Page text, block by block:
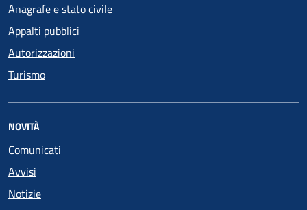
Anagrafe e stato civile
Appalti pubblici
Autorizzazioni
Turismo
NOVITÀ
Comunicati
Avvisi
Notizie